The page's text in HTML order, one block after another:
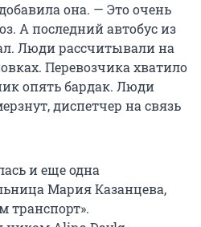
она. — Это очень
А последний автобус из
Люди рассчитывали на
Перевозчика хватило
опять бардак. Люди
диспетчер на связь
и еще одна
Мария Казанцева,
транспорт».